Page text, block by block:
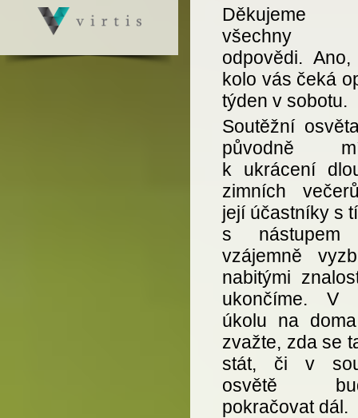
všechny
odpovědi.
kolo vás čeká
týden v sobotu.
Soutěžní
původně
k ukrácení
zimních
její účastníky s
s nástupem
vzájemně
nabitými
ukončíme. V
úkolu na
zvažte, zda se
stát, či v
osvětě
pokračovat dál.